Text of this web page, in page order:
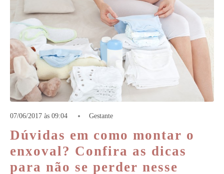
07/06/2017 às 09:04 Gestante
Dúvidas em como montar o
enxoval? Confira as dicas
para não se perder nesse